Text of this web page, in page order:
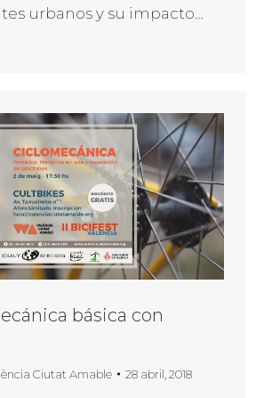
urbanos y su impacto…
básica con
Ciutat Amable 28 abril, 2018